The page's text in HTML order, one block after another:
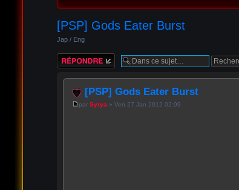
[PSP] Gods Eater Burst
Jap / Eng
Répondre
[PSP] Gods Eater Burst
par Syrya » Ven 27 Jan 2012 02:09